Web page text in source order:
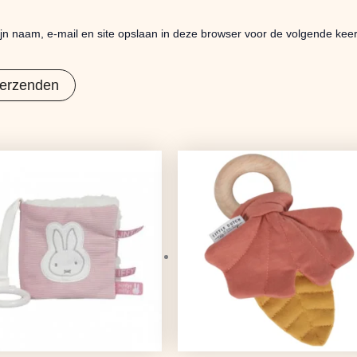
naam, e-mail en site opslaan in deze browser voor de volgende
Oorspronkelijke
prijs
was:
€7,95.
Huidige
prijs
€6,28.